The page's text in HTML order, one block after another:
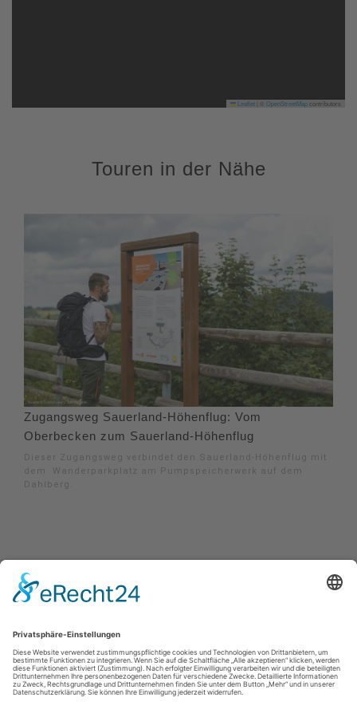
Leaflet OpenStreetMapcontributors
Touren in der Nähe
Zugangsweg Sauerland-Höhenflug: Vom
Oberbecken zum Sauerland-Höhenflug
Dieser Zugangsweg verbindet den Sauerland-Höhenflug mit
dem Wanderparkplatz am Pumpspeicherwerk auf dem
Dahlberg.
Barrierefreiheitserklärung
Sauerland-Tourismus e.V. Johannes-Hummel-Weg 1 57392 Schmallenberg